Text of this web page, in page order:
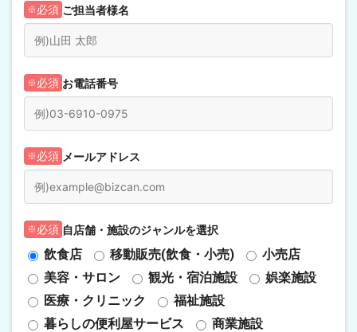
必須 ご担当者様名
必須 お電話番号
必須 メールアドレス
必須 自店舗・施設のジャンルを選択
飲食店 移動販売(飲食・小売)
小売店
美容・サロン
観光・宿泊施設
娯楽施設
医療・クリニック
福祉施設
暮らしの便利屋サービス
商業施設